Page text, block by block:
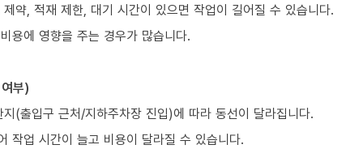
약, 적재 제한, 대기 시간이 있으면 작업이 길어질 수 있습니다.
용에 영향을 주는 경우가 많습니다.
부)
(출입구 근처/지하주차장 진입)에 따라 동선이 달라집니다.
작업 시간이 늘고 비용이 달라질 수 있습니다.